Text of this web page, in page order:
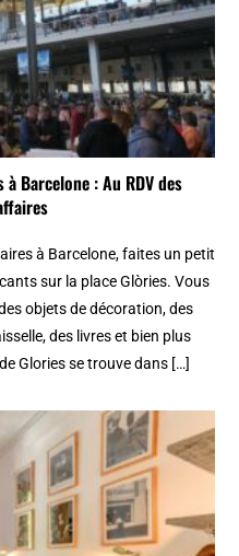
Barcelone : Au RDV des
à Barcelone, faites un petit
sur la place Glòries. Vous
objets de décoration, des
des livres et bien plus
Glories se trouve dans […]